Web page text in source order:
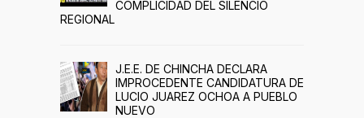
COMPLICIDAD DEL SILENCIO
REGIONAL
J.E.E. DE CHINCHA DECLARA
IMPROCEDENTE CANDIDATURA DE
LUCIO JUAREZ OCHOA A PUEBLO
NUEVO